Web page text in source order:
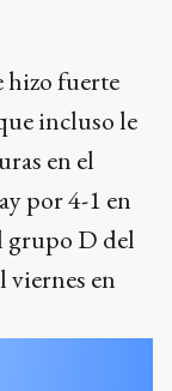
hizo fuerte
incluso le
en el
por 4-1 en
grupo D del
en